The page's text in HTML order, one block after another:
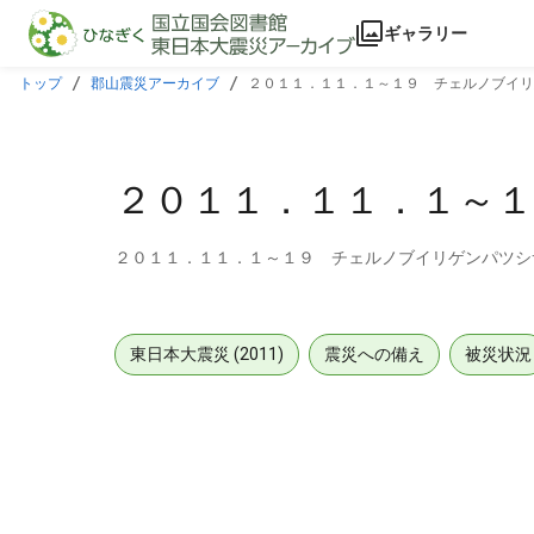
本文に飛ぶ
ギャラリー
トップ 郡山震災アーカイブ ２０１１．１１．１～１９ チェルノブイ
２０１１．１１．１～
２０１１．１１．１～１９ チェルノブイリゲンパツシ
東日本大震災 (2011) 震災への備え 被災状況